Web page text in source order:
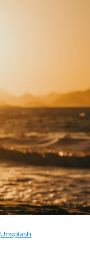
Unsplash